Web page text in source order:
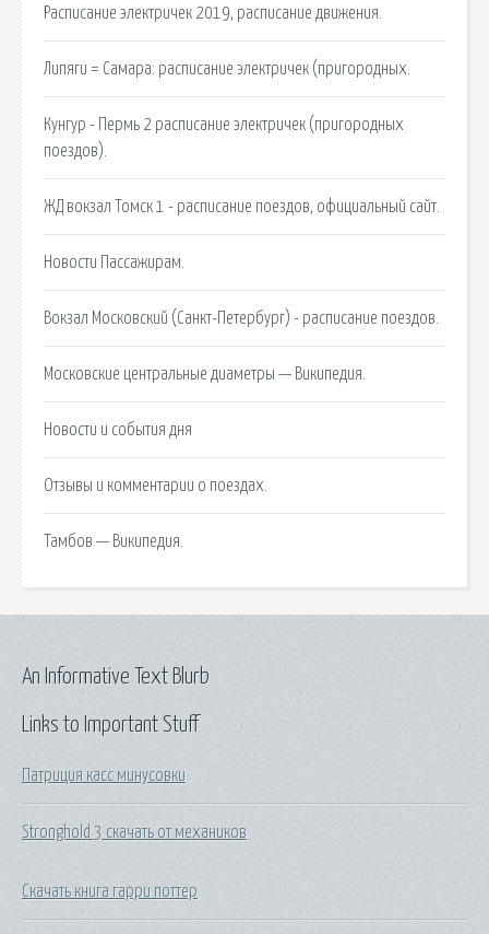
Расписание электричек 2019, расписание движения.
Липяги = Самара: расписание электричек (пригородных.
Кунгур - Пермь 2 расписание электричек (пригородных
поездов).
ЖД вокзал Томск 1 - расписание поездов, официальный сайт.
Новости Пассажирам.
Вокзал Московский (Санкт-Петербург) - расписание поездов.
Московские центральные диаметры — Википедия.
Новости и события дня
Отзывы и комментарии о поездах.
Тамбов — Википедия.
Links to Important Stuff
Патриция касс минусовки
Stronghold 3 скачать от механиков
Скачать книга гарри поттер
An Informative Text Blurb